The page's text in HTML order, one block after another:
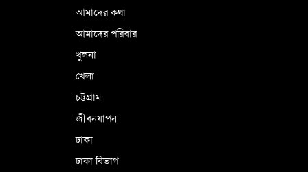
আমাদের কথা
আমাদের পরিবার
খুলনা
খেলা
চট্টগ্রাম
জীবনযাপন
ঢাকা
ঢাকা বিভাগ